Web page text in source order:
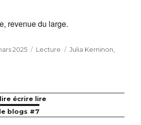
revenue du large.
2025 Catégories
Lecture Étiquettes
Julia Kerninon,
:
écrire lire
blogs #7